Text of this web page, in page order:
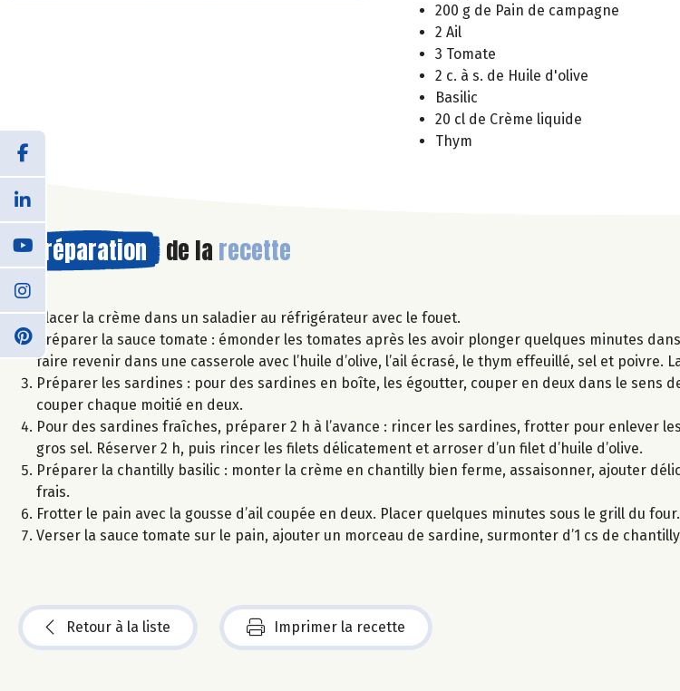
200 g de Pain de campagne
2 Ail
3 Tomate
2 c. à s. de Huile d'olive
Basilic
20 cl de Crème liquide
Thym
Préparation de la recette
Placer la crème dans un saladier au réfrigérateur avec le fouet.
Préparer la sauce tomate : émonder les tomates après les avoir plonger quelques minutes
faire revenir dans une casserole avec l’huile d’olive, l’ail écrasé, le thym effeuillé, sel et poivre.
Préparer les sardines : pour des sardines en boîte, les égoutter, couper en deux dans le sens
couper chaque moitié en deux.
Pour des sardines fraîches, préparer 2 h à l’avance : rincer les sardines, frotter pour enlever
gros sel. Réserver 2 h, puis rincer les filets délicatement et arroser d’un filet d’huile d’olive.
Préparer la chantilly basilic : monter la crème en chantilly bien ferme, assaisonner, ajouter
frais.
Frotter le pain avec la gousse d’ail coupée en deux. Placer quelques minutes sous le grill du four.
Verser la sauce tomate sur le pain, ajouter un morceau de sardine, surmonter d’1 cs de
Retour à la liste Imprimer la recette